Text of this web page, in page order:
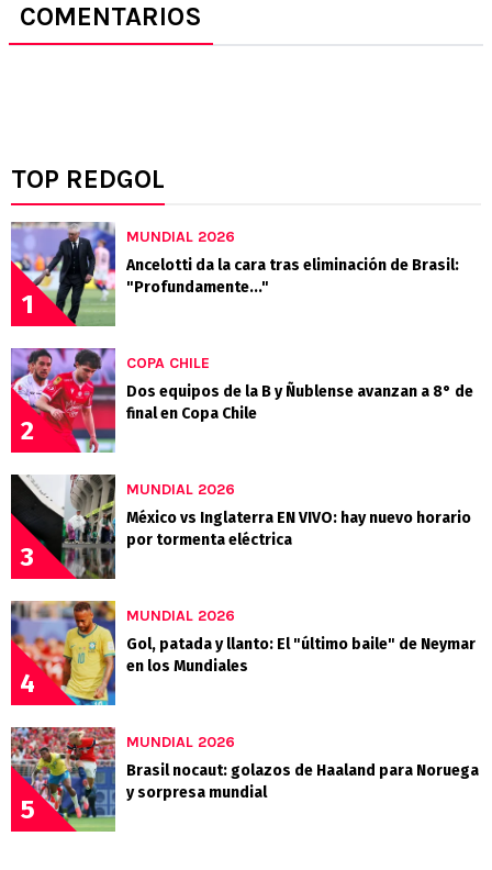
COMENTARIOS
TOP REDGOL
1
MUNDIAL 2026
Ancelotti da la cara tras eliminación de Brasil:
"Profundamente..."
2
COPA CHILE
Dos equipos de la B y Ñublense avanzan a 8° de
final en Copa Chile
3
MUNDIAL 2026
México vs Inglaterra EN VIVO: hay nuevo horario
por tormenta eléctrica
4
MUNDIAL 2026
Gol, patada y llanto: El "último baile" de Neymar
en los Mundiales
5
MUNDIAL 2026
Brasil nocaut: golazos de Haaland para Noruega
y sorpresa mundial